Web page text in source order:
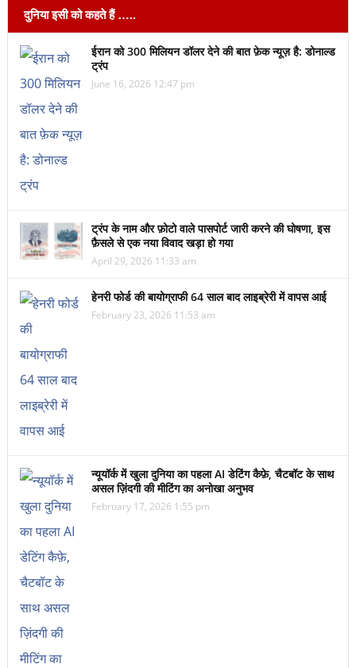
दुनिया इसी को कहते हैं …..
ईरान को 300 मिलियन डॉलर देने की बात फ़ेक न्यूज़ है: डोनाल्ड
ट्रंप
June 16, 2026 12:47 pm
ट्रंप के नाम और फ़ोटो वाले पासपोर्ट जारी करने की घोषणा, इस
फ़ैसले से एक नया विवाद खड़ा हो गया
April 29, 2026 11:33 am
हेनरी फोर्ड की बायोग्राफी 64 साल बाद लाइब्रेरी में वापस आई
February 23, 2026 11:53 am
न्यूयॉर्क में खुला दुनिया का पहला AI डेटिंग कैफ़े, चैटबॉट के साथ
असल ज़िंदगी की मीटिंग का अनोखा अनुभव
February 17, 2026 1:55 pm